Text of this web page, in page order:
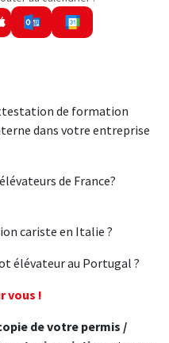
de formation
dans votre entreprise
de France?
cariste en Italie ?
élévateur au Portugal ?
vous !
de votre permis /